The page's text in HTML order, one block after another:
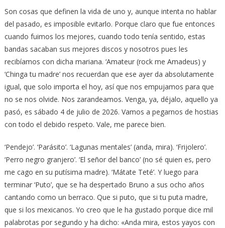
Son cosas que definen la vida de uno y, aunque intenta no hablar
del pasado, es imposible evitarlo. Porque claro que fue entonces
cuando fuimos los mejores, cuando todo tenía sentido, estas
bandas sacaban sus mejores discos y nosotros pues les
recibíamos con dicha mariana. ‘Amateur (rock me Amadeus) y
‘Chinga tu madre’ nos recuerdan que ese ayer da absolutamente
igual, que solo importa el hoy, así que nos empujamos para que
no se nos olvide. Nos zarandeamos. Venga, ya, déjalo, aquello ya
pasó, es sábado 4 de julio de 2026. Vamos a pegarnos de hostias
con todo el debido respeto. Vale, me parece bien.
‘Pendejo’. ‘Parásito’. ‘Lagunas mentales’ (anda, mira). ‘Frijolero’.
‘Perro negro granjero’. ‘El señor del banco’ (no sé quien es, pero
me cago en su putísima madre). ‘Mátate Teté’. Y luego para
terminar ‘Puto’, que se ha despertado Bruno a sus ocho años
cantando como un berraco. Que si puto, que si tu puta madre,
que si los mexicanos. Yo creo que le ha gustado porque dice mil
palabrotas por segundo y ha dicho: «Anda mira, estos yayos con